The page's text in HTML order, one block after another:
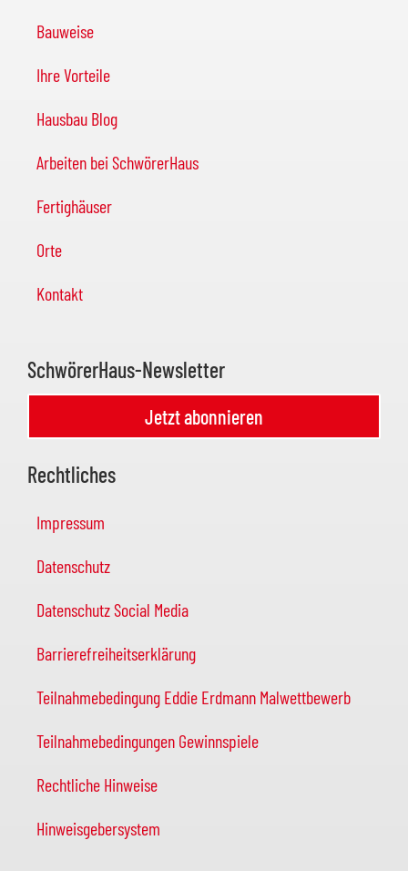
Bauweise
Ihre Vorteile
Hausbau Blog
Arbeiten bei SchwörerHaus
Fertighäuser
Orte
Kontakt
SchwörerHaus-Newsletter
Jetzt abonnieren
Rechtliches
Impressum
Datenschutz
Datenschutz Social Media
Barrierefreiheitserklärung
Teilnahmebedingung Eddie Erdmann Malwettbewerb
Teilnahmebedingungen Gewinnspiele
Rechtliche Hinweise
Hinweisgebersystem